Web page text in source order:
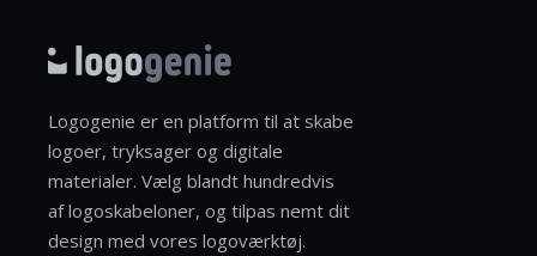
Logogenie er en platform til at skabe
logoer, tryksager og digitale
materialer. Vælg blandt hundredvis
af logoskabeloner, og tilpas nemt dit
design med vores logoværktøj.